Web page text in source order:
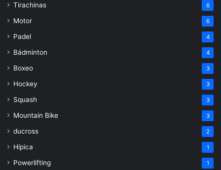
Tirachinas 6
Motor 6
Padel 4
Bádminton 4
Boxeo 3
Hockey 3
Squash 3
Mountain Bike 3
ducross 2
Hípica 1
Powerlifting 1